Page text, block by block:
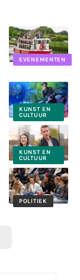
EVENEMENTEN
KUNST EN
CULTUUR
KUNST EN
CULTUUR
POLITIEK